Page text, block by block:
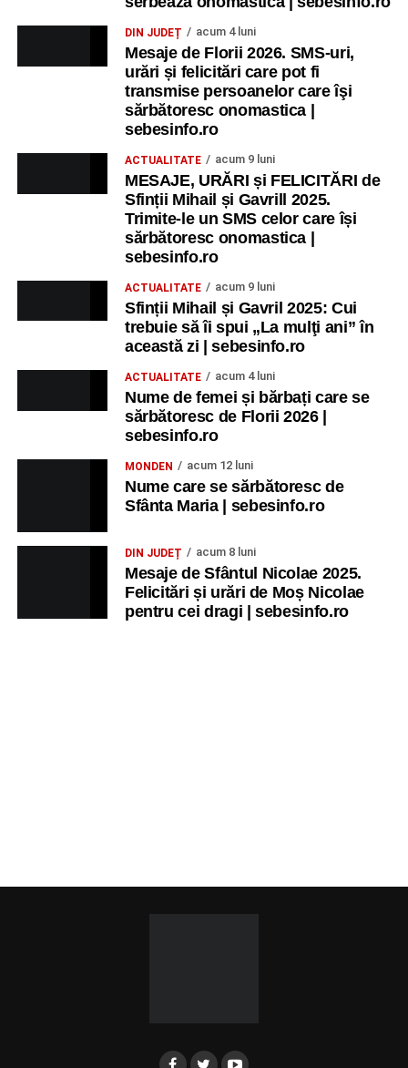
DIN JUDEȚ acum 4 luni
Mesaje de Florii 2026. SMS-uri,
urări și felicitări care pot fi
transmise persoanelor care îşi
sărbătoresc onomastica |
sebesinfo.ro
ACTUALITATE acum 9 luni
MESAJE, URĂRI și FELICITĂRI de
Sfinții Mihail și Gavrill 2025.
Trimite-le un SMS celor care își
sărbătoresc onomastica |
sebesinfo.ro
ACTUALITATE acum 9 luni
Sfinții Mihail și Gavril 2025: Cui
trebuie să îi spui „La mulţi ani” în
această zi | sebesinfo.ro
ACTUALITATE acum 4 luni
Nume de femei și bărbați care se
sărbătoresc de Florii 2026 |
sebesinfo.ro
MONDEN acum 12 luni
Nume care se sărbătoresc de
Sfânta Maria | sebesinfo.ro
DIN JUDEȚ acum 8 luni
Mesaje de Sfântul Nicolae 2025.
Felicitări și urări de Moș Nicolae
pentru cei dragi | sebesinfo.ro